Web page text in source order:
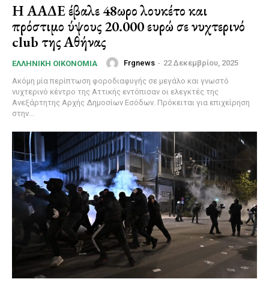
Η ΑΑΔΕ έβαλε 48ωρο λουκέτο και
πρόστιμο ύψους 20.000 ευρώ σε νυχτερινό
club της Αθήνας
ΕΛΛΗΝΙΚΉ ΟΙΚΟΝΟΜΊΑ Frgnews - 22 Δεκεμβρίου, 2025
Ακόμη μία περίπτωση φοροδιαφυγής σε μεγάλο και γνωστό
νυχτερινό κέντρο της Αττικής εντόπισαν οι ελεγκτές της
Ανεξάρτητης Αρχής Δημοσίων Εσόδων. Πρόκειται για επιχείρηση
στην...